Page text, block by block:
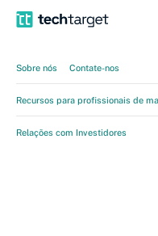
Sobre nós Contate-nos
Recursos para profissionais de
Relações com Investidores